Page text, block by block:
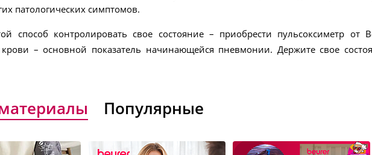
патологических симптомов.
способ контролировать свое состояние – приобрести пульсоксиметр от
– основной показатель начинающейся пневмонии. Держите свое
Популярные